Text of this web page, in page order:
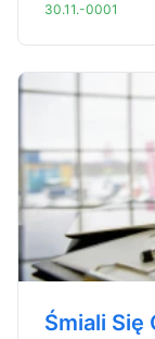
30.11.-0001
Śmiali Się